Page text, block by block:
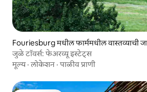
Fouriesburg मधील फार्ममधील वास्तव्याची
जुळे टॉवर्स: फेअरव्यू इस्टेट्स
मूल्य·लोकेशन ·पाळीव प्राणी